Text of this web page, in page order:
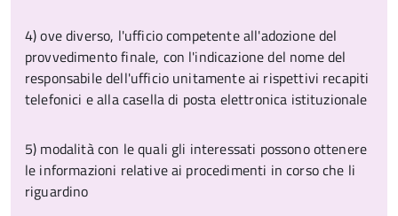
4) ove diverso, l'ufficio competente all'adozione del
provvedimento finale, con l'indicazione del nome del
responsabile dell'ufficio unitamente ai rispettivi recapiti
telefonici e alla casella di posta elettronica istituzionale
5) modalità con le quali gli interessati possono ottenere
le informazioni relative ai procedimenti in corso che li
riguardino